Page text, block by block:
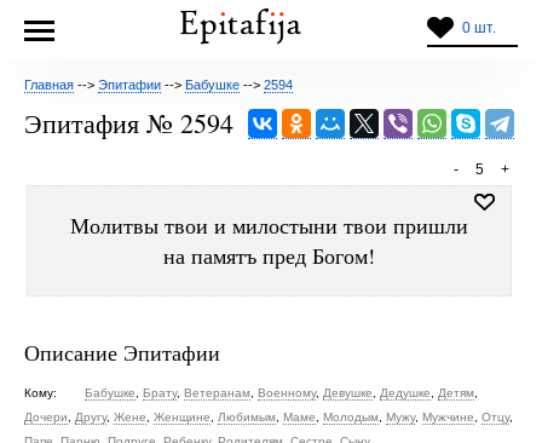
0 шт.
Главная --> Эпитафии --> Бабушке --> 2594
Эпитафия № 2594
+
5
-
Молитвы твои и милостыни твои пришли
на памятъ пред Богом!
Описание Эпитафии
Кому: Бабушке Брату, Ветеранам Военному, Девушке Дедушке Детям
Дочери
Другу, Жене Женщине Любимым Маме Молодым Мужу, Мужчине Отцу,